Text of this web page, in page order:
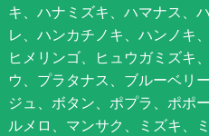
キ、ハナミズキ、ハマナス、
レ、ハンカチノキ、ハンノキ
ヒメリンゴ、ヒュウガミズキ
ウ、プラタナス、ブルーベリ
ジュ、ボタン、ポプラ、ポポ
ルメロ、マンサク、ミズキ、